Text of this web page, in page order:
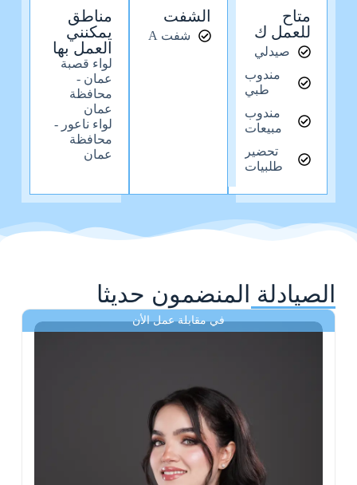
متاح
للعمل ك
صيدلي
مندوب
طبي
مندوب
مبيعات
تحضير
طلبيات
الشفت
شفت A
مناطق
يمكنني
العمل بها
لواء قصبة
عمان -
محافظة
عمان
لواء ناعور -
محافظة
عمان
الصيادلة المنضمون حديثا
في مقابلة عمل الأن